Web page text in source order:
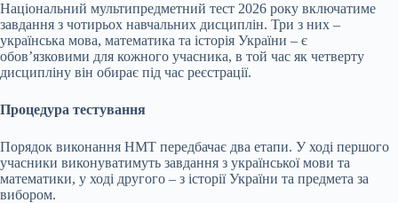
Національний мультипредметний тест 2026 року включатиме
завдання з чотирьох навчальних дисциплін. Три з них –
українська мова, математика та історія України – є
обов’язковими для кожного учасника, в той час як четверту
дисципліну він обирає під час реєстрації.
Процедура тестування
Порядок виконання НМТ передбачає два етапи. У ході першого
учасники виконуватимуть завдання з української мови та
математики, у ході другого – з історії України та предмета за
вибором.